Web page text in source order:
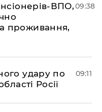
ВПО,
проживання,
09:38
удару по
Росії
09:11